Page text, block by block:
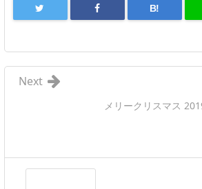
B!
メリークリスマス
Next